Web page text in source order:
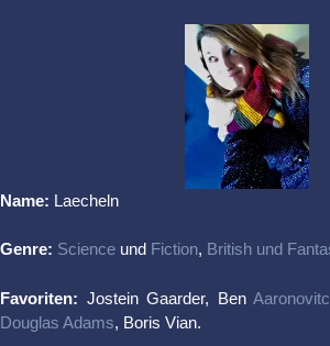
Name: Laecheln
Genre: Science und Fiction, British und
Favoriten: Jostein Gaarder, Ben
Douglas Adams, Boris Vian.